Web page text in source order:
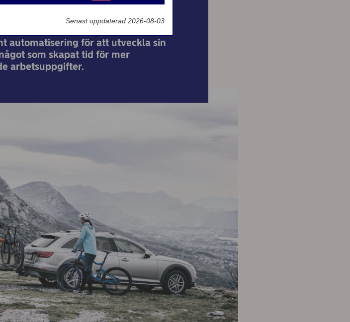
automatisering för att utveckla sin
som skapat tid för mer
arbetsuppgifter.
Marknadsföring
Senast uppdaterad 2026-08-03